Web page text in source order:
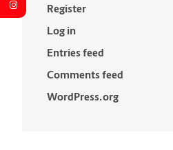
Register
Log in
Entries feed
Comments feed
WordPress.org